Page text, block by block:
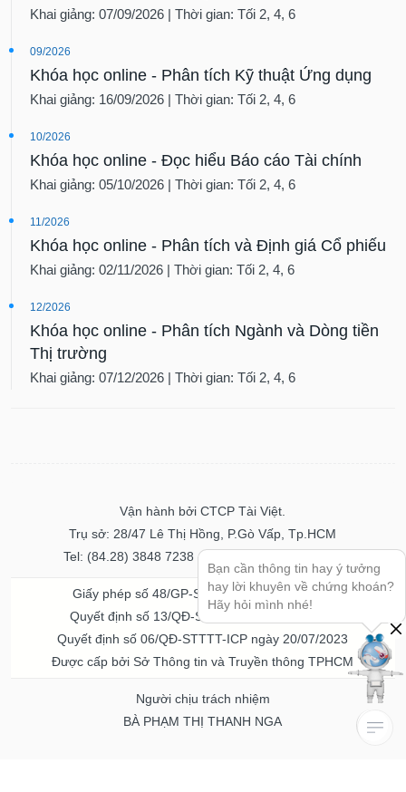
Khai giảng: 07/09/2026 | Thời gian: Tối 2, 4, 6
09/2026
Khóa học online - Phân tích Kỹ thuật Ứng dụng
Khai giảng: 16/09/2026 | Thời gian: Tối 2, 4, 6
10/2026
Khóa học online - Đọc hiểu Báo cáo Tài chính
Khai giảng: 05/10/2026 | Thời gian: Tối 2, 4, 6
11/2026
Khóa học online - Phân tích và Định giá Cổ phiếu
Khai giảng: 02/11/2026 | Thời gian: Tối 2, 4, 6
12/2026
Khóa học online - Phân tích Ngành và Dòng tiền
Thị trường
Khai giảng: 07/12/2026 | Thời gian: Tối 2, 4, 6
Vận hành bởi CTCP Tài Việt.
Trụ sở: 28/47 Lê Thị Hồng, P.Gò Vấp, Tp.HCM
Tel: (84.28) 3848 7238 - Fax: (84.28) 3848 7237
Giấy phép số 48/GP-STTTT ngày 04/11/2016
Quyết định số 13/QĐ-STTTT ngày 02/11/2017
Quyết định số 06/QĐ-STTTT-ICP ngày 20/07/2023
Được cấp bởi Sở Thông tin và Truyền thông TPHCM
Người chịu trách nhiệm
BÀ PHẠM THỊ THANH NGA
Bạn cần thông tin hay ý tưởng
hay lời khuyên về chứng khoán?
Hãy hỏi mình nhé!